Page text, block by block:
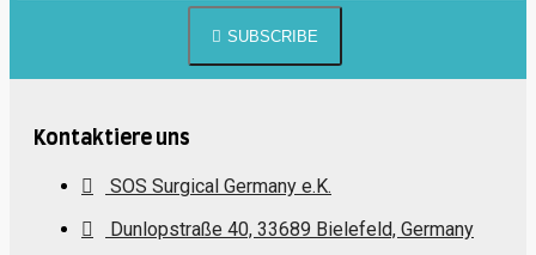
SUBSCRIBE
Kontaktiere uns
SOS Surgical Germany e.K.
Dunlopstraße 40, 33689 Bielefeld, Germany